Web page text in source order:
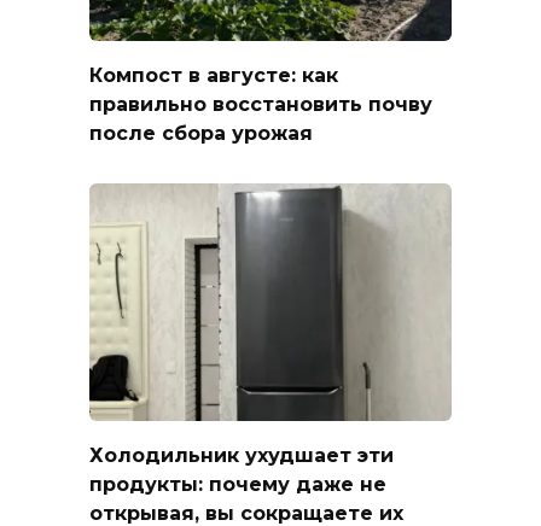
Компост в августе: как
правильно восстановить почву
после сбора урожая
Холодильник ухудшает эти
продукты: почему даже не
открывая, вы сокращаете их